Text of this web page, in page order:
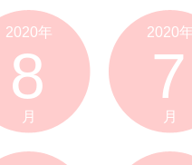
2020年
8
月
2020
7
月